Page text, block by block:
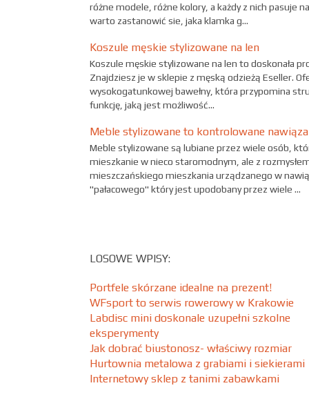
różne modele, różne kolory, a każdy z nich pasuje
warto zastanowić sie, jaka klamka g...
Koszule męskie stylizowane na len
Koszule męskie stylizowane na len to doskonała
Znajdziesz je w sklepie z męską odzieżą Eseller.
wysokogatunkowej bawełny, która przypomina
funkcję, jaką jest możliwość...
Meble stylizowane to kontrolowane
Meble stylizowane są lubiane przez wiele osób,
mieszkanie w nieco staromodnym, ale z
mieszczańskiego mieszkania urządzanego w
"pałacowego" który jest upodobany przez wiele ...
LOSOWE WPISY:
Portfele skórzane idealne na prezent!
WFsport to serwis rowerowy w Krakowie
Labdisc mini doskonale uzupełni szkolne
eksperymenty
Jak dobrać biustonosz- właściwy rozmiar
Hurtownia metalowa z grabiami i siekierami
Internetowy sklep z tanimi zabawkami